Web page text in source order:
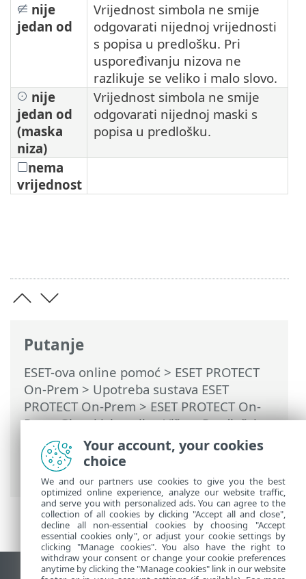
Putanje
ESET-ova online pomoć > ESET PROTECT
On-Prem > Upotreba sustava ESET
PROTECT On-Prem>ESET PROTECT On-
Prem Glavni izbornik>Više>Predlošci
dinamičkih grupa>Pravila za predložak
dinamičke grupe> Pravila i logički
poveznici
nije
jedan od
Vrijednost simbola ne smije
odgovarati nijednoj vrijednosti
s popisa u predlošku. Pri
uspoređivanju nizova ne
razlikuje se veliko i malo slovo.
nije
jedan od
(maska
niza)
Vrijednost simbola ne smije
odgovarati nijednoj maski s
popisa u predlošku.
nema
vrijednost
Your account, your cookies
choice
We and our partners use cookies to give you the best
optimized online experience, analyze our website traffic,
and serve you with personalized ads. You can agree to the
collection of all cookies by clicking "Accept all and close",
decline all non-essential cookies by choosing "Accept
essential cookies only", or adjust your cookie settings by
clicking "Manage cookies". You also have the right to
withdraw your consent or change your cookie preferences
anytime by clicking the "Manage cookies" link in our website